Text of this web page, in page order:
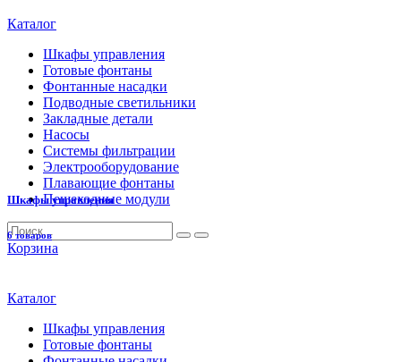
Каталог
Шкафы управления
Готовые фонтаны
Фонтанные насадки
Подводные светильники
Закладные детали
Насосы
Системы фильтрации
Электрооборудование
Плавающие фонтаны
Пешеходные модули
Корзина
Каталог
Шкафы управления
Готовые фонтаны
Шкафы управления
6 товаров